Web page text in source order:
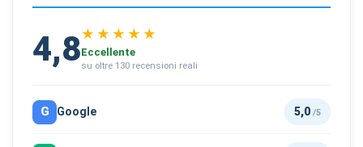
4,8★★★★★
Eccellente
su oltre 130 recensioni reali
G Google 5,0 /5